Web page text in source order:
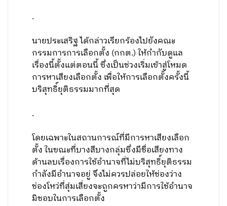
.
นายประเสริฐ ได้กล่าวเรียกร้องไปยังคณะ
กรรมการการเลือกตั้ง (กกต.) ให้กำกับดูแล
เรื่องนี้ตั้งแต่ตอนนี้ ซึ่งเป็นช่วงเริ่มเข้าสู่โหมด
การหาเสียงเลือกตั้ง เพื่อให้การเลือกตั้งครั้งนี้
บริสุทธิ์ยุติธรรมมากที่สุด
.
โดยเฉพาะในสถานการณ์ที่มีการหาเสียงเลือก
ตั้ง ในขณะที่บางสีบางกลุ่มซึ่งมีชื่อเสียงทาง
ด้านลบเรื่องการใช้อำนาจที่ไม่บริสุทธิ์ยุติธรรม
กำลังมีอำนาจอยู่ จึงไม่ควรปล่อยให้ช่องว่าง
ช่องโหว่ที่สุ่มเสี่ยงจะถูกครหาว่ามีการใช้อำนาจ
มิชอบในการเลือกตั้ง